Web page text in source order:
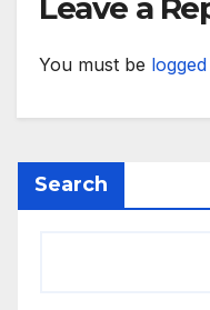
Leave a
You must be
Search